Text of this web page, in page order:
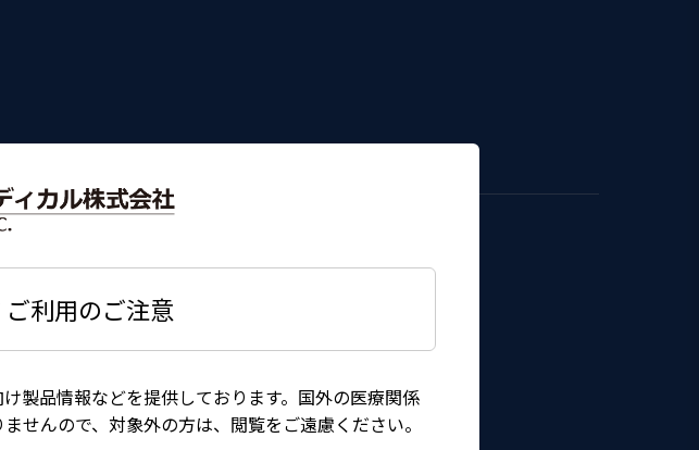
利用のご注意
製品情報などを提供しております。国外の医療関係
せんので、対象外の方は、閲覧をご遠慮ください。